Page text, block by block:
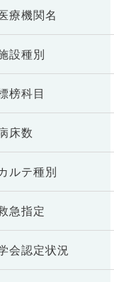
療機関名
設種別
榜科目
床数
ルテ種別
急指定
会認定状況